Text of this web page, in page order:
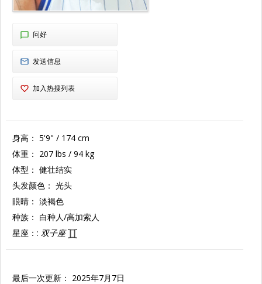
问好
发送信息
加入热搜列表
身高： 5'9" / 174 cm
体重： 207 lbs / 94 kg
体型： 健壮结实
头发颜色： 光头
眼睛： 淡褐色
种族： 白种人/高加索人
星座：: 双子座
最后一次更新： 2025年7月7日